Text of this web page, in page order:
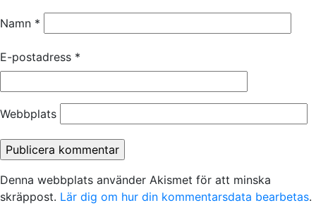
Namn *
E-postadress *
Webbplats
Denna webbplats använder Akismet för att minska
skräppost. Lär dig om hur din kommentarsdata bearbetas.